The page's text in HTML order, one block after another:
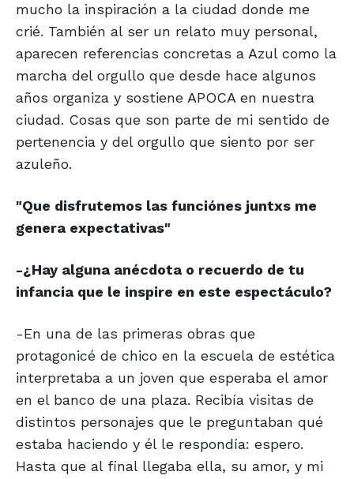
mucho la inspiración a la ciudad donde me
crié. También al ser un relato muy personal,
aparecen referencias concretas a Azul como la
marcha del orgullo que desde hace algunos
años organiza y sostiene APOCA en nuestra
ciudad. Cosas que son parte de mi sentido de
pertenencia y del orgullo que siento por ser
azuleño.
"Que disfrutemos las funciónes juntxs me
genera expectativas"
-¿Hay alguna anécdota o recuerdo de tu
infancia que le inspire en este espectáculo?
-En una de las primeras obras que
protagonicé de chico en la escuela de estética
interpretaba a un joven que esperaba el amor
en el banco de una plaza. Recibía visitas de
distintos personajes que le preguntaban qué
estaba haciendo y él le respondía: espero.
Hasta que al final llegaba ella, su amor, y mi